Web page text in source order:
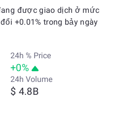
được giao dịch ở mức
+0.01% trong bảy ngày
24h % Price
+0%
24h Volume
$ 4.8B